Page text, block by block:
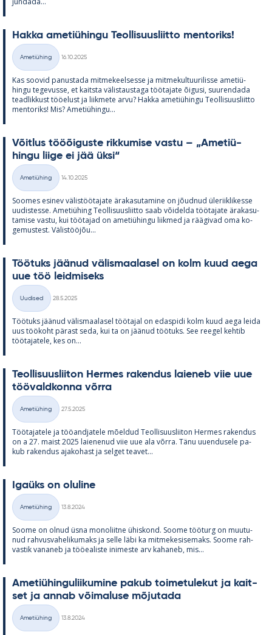
Hakka ame­tiü­hingu Teol­li­suus­liitto men­to­riks!
Kategooriad
Ametiühing
16.10.2025
Kas soo­vid pa­nus­tada mit­me­keel­sesse ja mit­me­kul­tuu­ri­lisse ame­tiü­
hingu te­ge­vusse, et kaitsta vä­lis­taus­taga töö­ta­jate õi­gusi, suu­ren­dada
tead­lik­kust töö­elust ja liik­mete arvu? Hakka ame­tiü­hingu Teol­li­suus­liitto
men­to­riks! Mis? Ame­tiü­hingu...
Võit­lus tööõi­guste rik­ku­mise vastu – „Ame­tiü­
hingu liige ei jää üksi“
Kategooriad
Ametiühing
14.10.2025
Soo­mes esi­nev vä­lis­töö­ta­jate ära­ka­su­ta­mine on jõud­nud üle­riikli­kesse
uu­dis­tesse. Ame­tiü­hing Teol­li­suus­liitto saab või­delda töö­ta­jate ära­ka­su­
ta­mise vastu, kui töö­ta­jad on ame­tiü­hingu liik­med ja rää­gi­vad oma ko­
ge­mus­test. Vä­lis­tööjõu...
Töö­tuks jää­nud vä­lis­maa­la­sel on kolm kuud aega
uue töö leid­mi­seks
Kategooriad
Uudised
28.5.2025
Töö­tuks jää­nud vä­lis­maa­la­sel töö­ta­jal on edas­pidi kolm kuud aega leida
uus töö­koht pä­rast seda, kui ta on jää­nud töö­tuks. See ree­gel keh­tib
töö­ta­ja­tele, kes on...
Teol­li­suus­lii­ton Her­mes ra­ken­dus lai­e­neb viie uue
töö­vald­konna võrra
Kategooriad
Ametiühing
27.5.2025
Töö­ta­ja­tele ja töö­and­ja­tele mõel­dud Teol­li­suus­lii­ton Her­mes ra­ken­dus
on a 27. maist 2025 lai­e­ne­nud viie uue ala võrra. Tänu uu­en­dusele pa­
kub ra­ken­dus aja­ko­hast ja sel­get tea­vet...
Igaüks on olu­line
Kategooriad
Ametiühing
13.8.2024
Soome on ol­nud üsna mo­no­liitne ühis­kond. Soome töö­turg on muu­tu­
nud rah­vus­va­he­li­ku­maks ja selle läbi ka mit­me­ke­si­se­maks. Soome rah­
vas­tik va­na­neb ja töö­ea­liste ini­meste arv ka­ha­neb, mis...
Ame­tiü­hin­gu­lii­ku­mine pa­kub toi­me­tu­le­kut ja kait­
set ja an­nab või­ma­luse mõ­ju­tada
Kategooriad
Ametiühing
13.8.2024